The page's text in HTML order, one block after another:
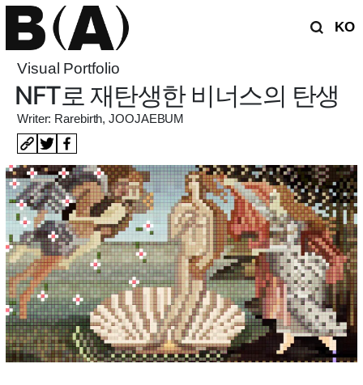
KO
Visual Portfolio
NFT로 재탄생한 비너스의 탄생
Writer: Rarebirth, JOOJAEBUM